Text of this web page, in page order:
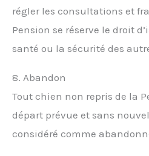
régler les consultations et
Pension se réserve le droit
santé ou la sécurité des
8. Abandon
Tout chien non repris de la
départ prévue et sans
considéré comme